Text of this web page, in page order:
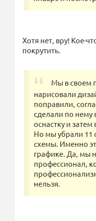
Хотя нет, вру! Кое-
покрутить.
Мы в своем
нарисовали
поправили,
сделали по нему
оснастку и
Но мы убрали 11
схемы. Именно
графике. Да, мы
профессионал,
нельзя.